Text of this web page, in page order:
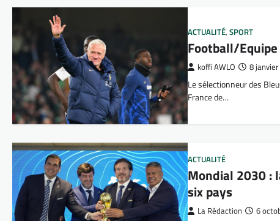
ACTUALITÉ,SPORT
Football/Equipe
koffi AWLO 8
Le sélectionneur des
France de…
ACTUALITÉ
Mondial 2030 :
six pays
La Rédaction 6